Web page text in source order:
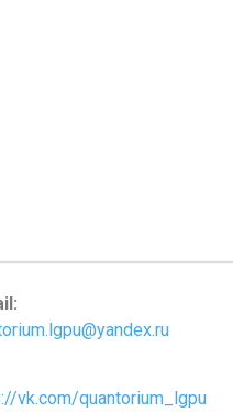
vk.com/quantorium_lgpu